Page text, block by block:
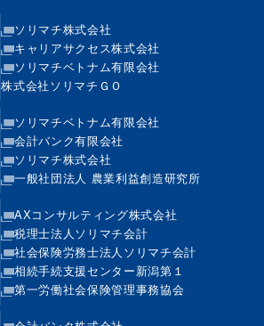
ソリマチ株式会社
キャリアサクセス株式会社
ソリマチベトナム有限会社
株式会社ソリマチＧＯ
ソリマチベトナム有限会社
会計バンク有限会社
ソリマチ株式会社
一般社団法人 農業利益創造研究所
AXコンサルティング株式会社
税理士法人ソリマチ会計
社会保険労務士法人ソリマチ会計
相続手続支援センター新潟第１
第一労働社会保険管理事務協会